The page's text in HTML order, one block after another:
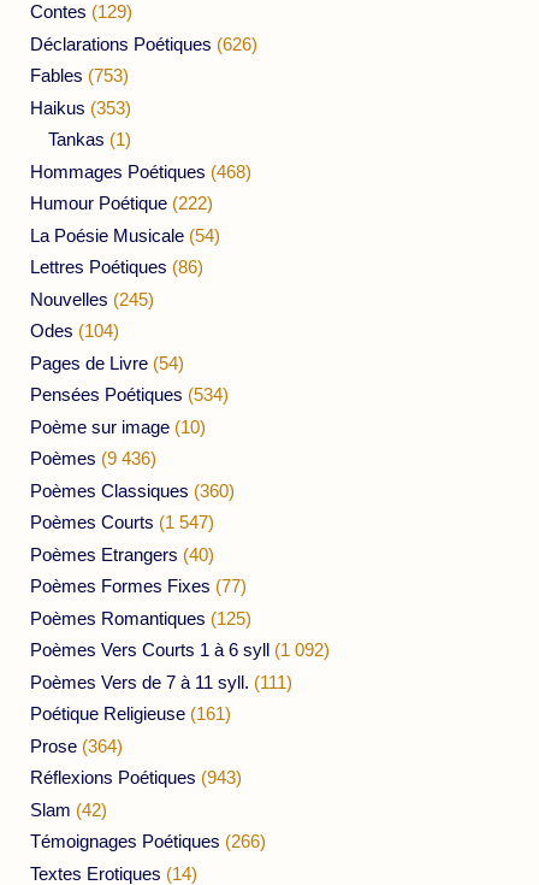
Contes (129)
Déclarations Poétiques (626)
Fables (753)
Haikus (353)
Tankas (1)
Hommages Poétiques (468)
Humour Poétique (222)
La Poésie Musicale (54)
Lettres Poétiques (86)
Nouvelles (245)
Odes (104)
Pages de Livre (54)
Pensées Poétiques (534)
Poème sur image (10)
Poèmes (9 436)
Poèmes Classiques (360)
Poèmes Courts (1 547)
Poèmes Etrangers (40)
Poèmes Formes Fixes (77)
Poèmes Romantiques (125)
Poèmes Vers Courts 1 à 6 syll (1 092)
Poèmes Vers de 7 à 11 syll. (111)
Poétique Religieuse (161)
Prose (364)
Réflexions Poétiques (943)
Slam (42)
Témoignages Poétiques (266)
Textes Erotiques (14)